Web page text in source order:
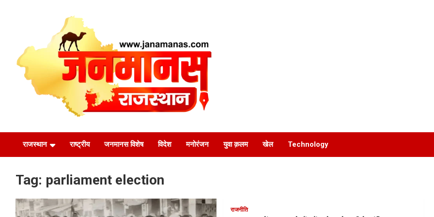
Janamanas.com
राजस्थान राष्ट्रीय जनमानस विशेष विदेश मनोरंजन युवा क़लम खेल Technology
Tag: parliament election
राजनीति